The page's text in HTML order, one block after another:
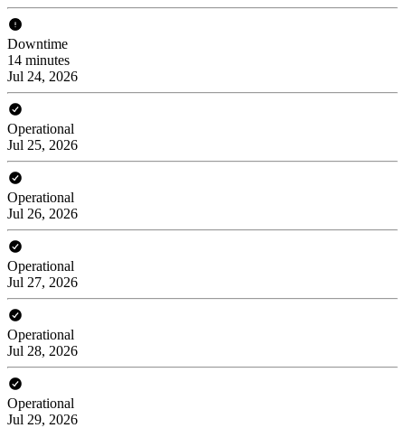
Downtime
14 minutes
Jul 24, 2026
Operational
Jul 25, 2026
Operational
Jul 26, 2026
Operational
Jul 27, 2026
Operational
Jul 28, 2026
Operational
Jul 29, 2026